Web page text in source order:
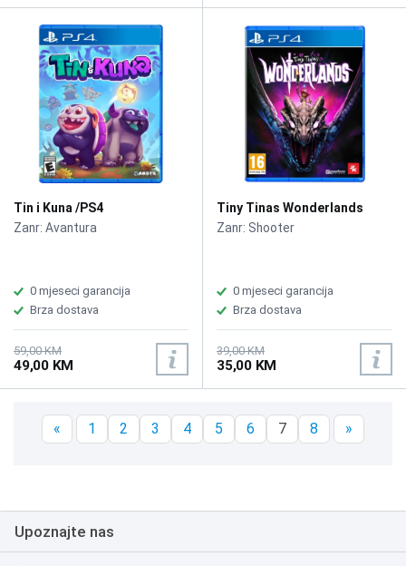
Tin i Kuna /PS4
Zanr: Avantura
0 mjeseci garancija
Brza dostava
59,00 KM
49,00 KM
Tiny Tinas Wonderlands
/PS4
Zanr: Shooter
0 mjeseci garancija
Brza dostava
39,00 KM
35,00 KM
« 1 2 3 4 5 6 7 8 »
Upoznajte nas